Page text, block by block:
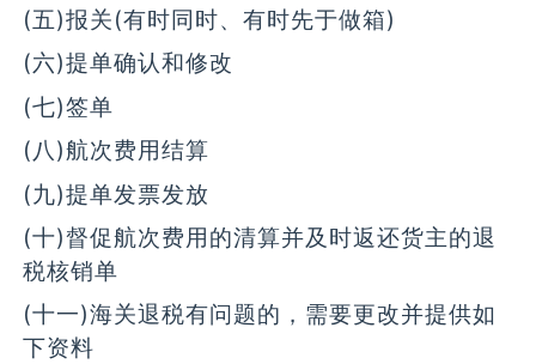
(五)报关(有时同时、有时先于做箱)
(六)提单确认和修改
(七)签单
(八)航次费用结算
(九)提单发票发放
(十)督促航次费用的清算并及时返还货主的退
税核销单
(十一)海关退税有问题的，需要更改并提供如
下资料